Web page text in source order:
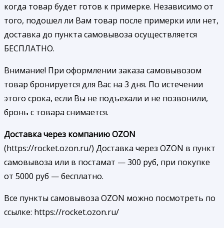
когда товар будет готов к примерке. Независимо от
того, подошел ли Вам товар после примерки или нет,
доставка до пункта самовывоза осуществляется
БЕСПЛАТНО.
Внимание! При оформлении заказа самовывозом
товар бронируется для Вас на 3 дня. По истечении
этого срока, если Вы не подъехали и не позвонили,
бронь с товара снимается.
Доставка через компанию OZON
(https://rocket.ozon.ru/) Доставка через OZON в пункт
самовывоза или в постамат — 300 руб, при покупке
от 5000 руб — бесплатно.
Все пункты самовывоза OZON можно посмотреть по
ссылке: https://rocket.ozon.ru/